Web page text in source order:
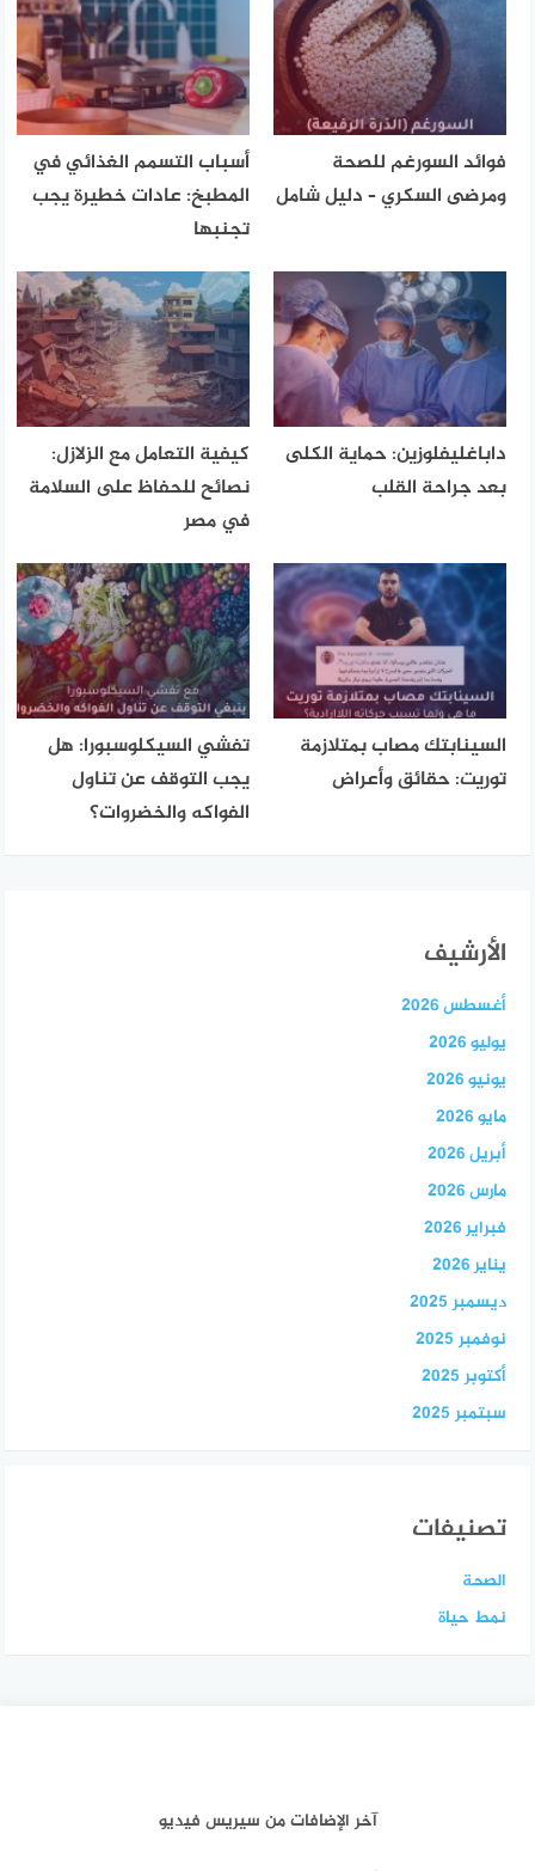
فوائد السورغم للصحة
ومرضى السكري – دليل شامل
أسباب التسمم الغذائي في
المطبخ: عادات خطيرة يجب
تجنبها
داباغليفلوزين: حماية الكلى
بعد جراحة القلب
كيفية التعامل مع الزلازل:
نصائح للحفاظ على السلامة
في مصر
السينابتك مصاب بمتلازمة
توريت: حقائق وأعراض
تفشي السيكلوسبورا: هل
يجب التوقف عن تناول
الفواكه والخضروات؟
الأرشيف
أغسطس 2026
يوليو 2026
يونيو 2026
مايو 2026
أبريل 2026
مارس 2026
فبراير 2026
يناير 2026
ديسمبر 2025
نوفمبر 2025
أكتوبر 2025
سبتمبر 2025
تصنيفات
الصحة
نمط حياة
آخر الإضافات من سيريس فيديو